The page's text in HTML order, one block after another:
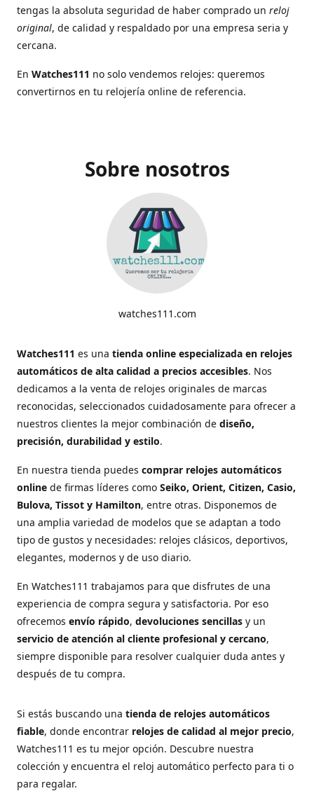
tengas la absoluta seguridad de haber comprado un reloj
original, de calidad y respaldado por una empresa seria y
cercana.
En Watches111 no solo vendemos relojes: queremos
convertirnos en tu relojería online de referencia.
Sobre nosotros
watches111.com
Watches111 es una tienda online especializada en relojes
automáticos de alta calidad a precios accesibles. Nos
dedicamos a la venta de relojes originales de marcas
reconocidas, seleccionados cuidadosamente para ofrecer a
nuestros clientes la mejor combinación de diseño,
precisión, durabilidad y estilo.
En nuestra tienda puedes comprar relojes automáticos
online de firmas líderes como Seiko, Orient, Citizen, Casio,
Bulova, Tissot y Hamilton, entre otras. Disponemos de
una amplia variedad de modelos que se adaptan a todo
tipo de gustos y necesidades: relojes clásicos, deportivos,
elegantes, modernos y de uso diario.
En Watches111 trabajamos para que disfrutes de una
experiencia de compra segura y satisfactoria. Por eso
ofrecemos envío rápido, devoluciones sencillas y un
servicio de atención al cliente profesional y cercano,
siempre disponible para resolver cualquier duda antes y
después de tu compra.
Si estás buscando una tienda de relojes automáticos
fiable, donde encontrar relojes de calidad al mejor precio,
Watches111 es tu mejor opción. Descubre nuestra
colección y encuentra el reloj automático perfecto para ti o
para regalar.